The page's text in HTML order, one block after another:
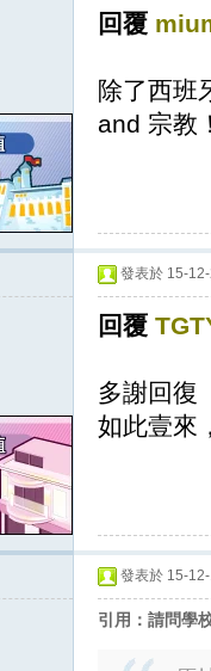
回覆
除了西班
and 宗教
發表於 15-
回覆
多謝回復
如此壹來
發表於 15-
引用：請問學